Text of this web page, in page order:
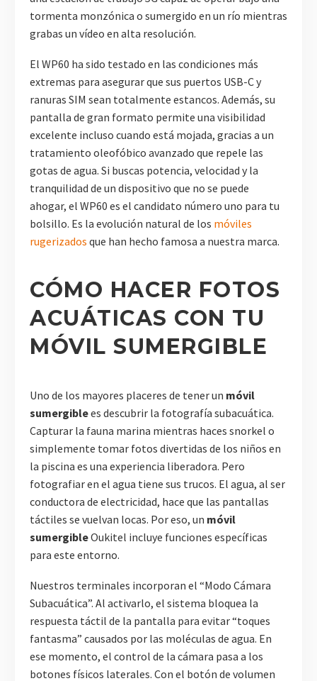
tormenta monzónica o sumergido en un río mientras
grabas un vídeo en alta resolución.
El WP60 ha sido testado en las condiciones más
extremas para asegurar que sus puertos USB-C y
ranuras SIM sean totalmente estancos. Además, su
pantalla de gran formato permite una visibilidad
excelente incluso cuando está mojada, gracias a un
tratamiento oleofóbico avanzado que repele las
gotas de agua. Si buscas potencia, velocidad y la
tranquilidad de un dispositivo que no se puede
ahogar, el WP60 es el candidato número uno para tu
bolsillo. Es la evolución natural de los móviles
rugerizados que han hecho famosa a nuestra marca.
CÓMO HACER FOTOS
ACUÁTICAS CON TU
MÓVIL SUMERGIBLE
Uno de los mayores placeres de tener un móvil
sumergiblees descubrir la fotografía subacuática.
Capturar la fauna marina mientras haces snorkel o
simplemente tomar fotos divertidas de los niños en
la piscina es una experiencia liberadora. Pero
fotografiar en el agua tiene sus trucos. El agua, al ser
conductora de electricidad, hace que las pantallas
táctiles se vuelvan locas. Por eso, un móvil
sumergibleOukitel incluye funciones específicas
para este entorno.
Nuestros terminales incorporan el “Modo Cámara
Subacuática”. Al activarlo, el sistema bloquea la
respuesta táctil de la pantalla para evitar “toques
fantasma” causados por las moléculas de agua. En
ese momento, el control de la cámara pasa a los
botones físicos laterales. Con el botón de volumen